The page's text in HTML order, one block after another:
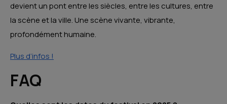
devient un pont entre les siècles, entre les cultures, entre
la scène et la ville. Une scène vivante, vibrante,
profondément humaine.
Plus d’infos !
FAQ